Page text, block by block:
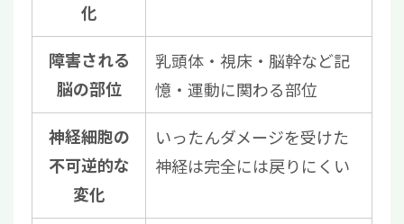
化
障害される
脳の部位
乳頭体・視床・脳幹など記
憶・運動に関わる部位
神経細胞の
不可逆的な
変化
いったんダメージを受けた
神経は完全には戻りにくい